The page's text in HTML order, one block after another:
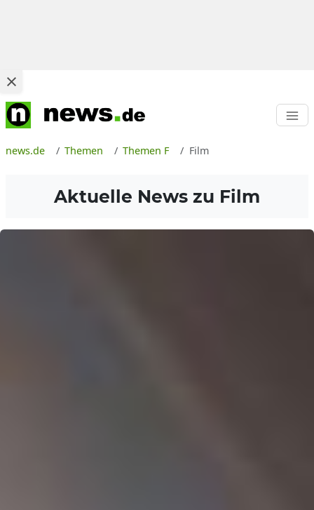
news.de Themen Themen F Film
Aktuelle News zu Film